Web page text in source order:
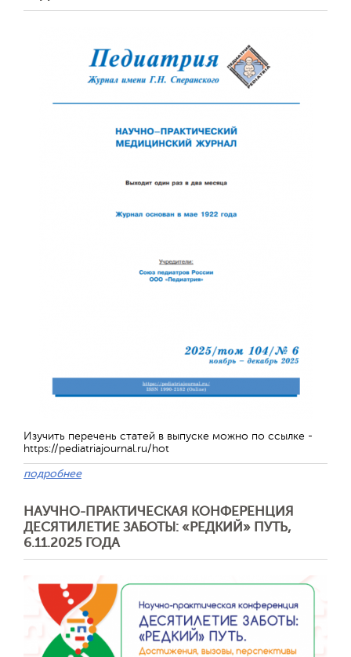
Изучить перечень статей в выпуске можно по ссылке -
https://pediatriajournal.ru/hot
подробнее
НАУЧНО-ПРАКТИЧЕСКАЯ КОНФЕРЕНЦИЯ
ДЕСЯТИЛЕТИЕ ЗАБОТЫ: «РЕДКИЙ» ПУТЬ,
6.11.2025 ГОДА
Отправить